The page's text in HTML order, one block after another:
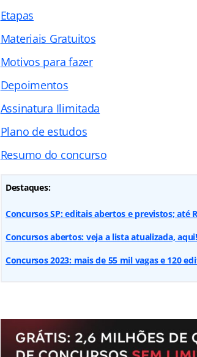
Etapas
Materiais Gratuitos
Motivos para fazer
Depoimentos
Assinatura Ilimitada
Plano de estudos
Resumo do concurso
Destaques:
Concursos SP: editais abertos e previstos; até
Concursos abertos: veja a lista atualizada, aqui!
Concursos 2023: mais de 55 mil vagas e 120